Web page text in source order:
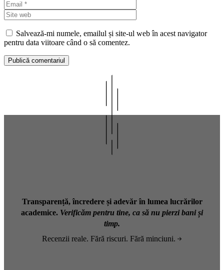
web
Salvează-mi numele, emailul și site-ul web în acest navigator
pentru data viitoare când o să comentez.
Transparență, încredere și adevăr în lumea lucrărilor
academice. Verificăm pentru tine, ca să nu pierzi bani și
timp.
Recenzii reale. Fără riscuri. Fără minciuni.